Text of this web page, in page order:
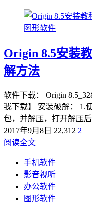
图形软件
Origin 8.5安装
解方法
软件下载： Origin
我下载】 安装破解： 1.
包，并解压，打开解压后
2017年9月8日 22,312 2
阅读全文
手机软件
影音视听
办公软件
图形软件